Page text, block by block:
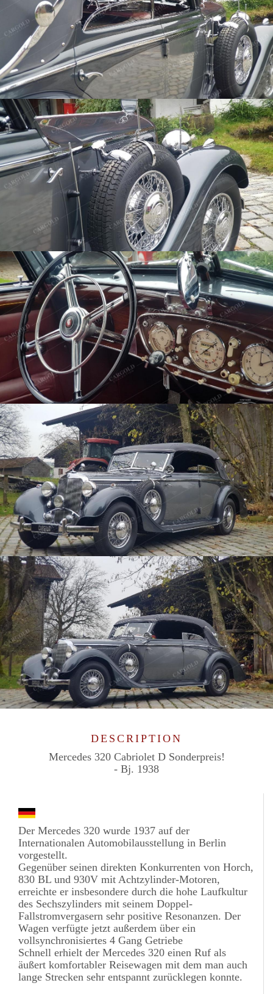
DESCRIPTION
Mercedes 320 Cabriolet D Sonderpreis!
- Bj. 1938
Der Mercedes 320 wurde 1937 auf der
Internationalen Automobilausstellung in Berlin
vorgestellt.
Gegenüber seinen direkten Konkurrenten von Horch,
830 BL und 930V mit Achtzylinder-Motoren,
erreichte er insbesondere durch die hohe Laufkultur
des Sechszylinders mit seinem Doppel-
Fallstromvergasern sehr positive Resonanzen. Der
Wagen verfügte jetzt außerdem über ein
vollsynchronisiertes 4 Gang Getriebe
Schnell erhielt der Mercedes 320 einen Ruf als
äußert komfortabler Reisewagen mit dem man auch
lange Strecken sehr entspannt zurücklegen konnte.